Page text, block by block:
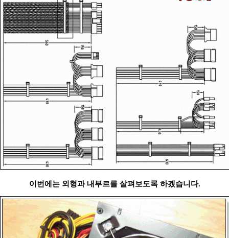
이번에는 외형과 내부르를 살펴보도록 하겠습니다.